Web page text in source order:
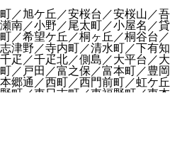
／旭ケ丘／安桜台／安桜山／
南／小野／尾太町／小屋名／
／希望ケ丘／桐ヶ丘／桐谷台
津野／寺内町／清水町／下有
疋／千疋北／側島／大平台／
／戸田／富之保／富本町／豊
郷通／西町／西門前町／虹ケ
町／東日吉町／東福野町／東